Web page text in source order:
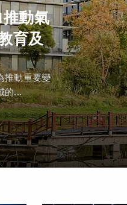
動氣
育及
推動重要變
的...